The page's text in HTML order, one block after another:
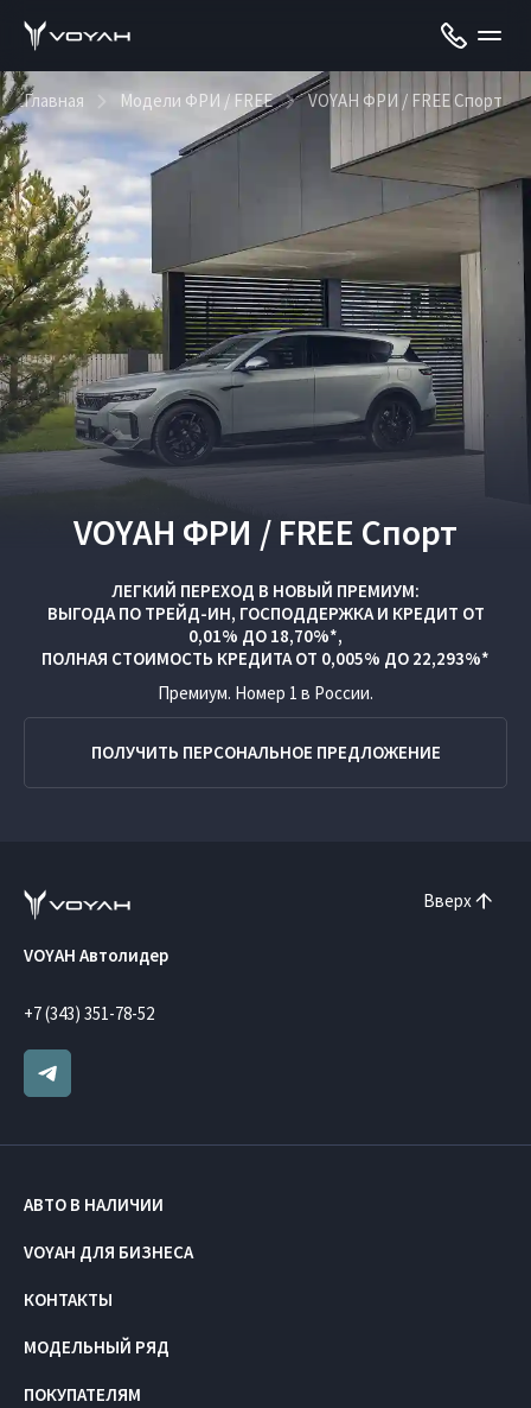
Главная Модели ФРИ / FREE VOYAH ФРИ / FREE Спорт
VOYAH ФРИ / FREE Спорт
ЛЕГКИЙ ПЕРЕХОД В НОВЫЙ ПРЕМИУМ:
ВЫГОДА ПО ТРЕЙД-ИН, ГОСПОДДЕРЖКАИ КРЕДИТ ОТ
0,01% ДО 18,70%*,
ПОЛНАЯ СТОИМОСТЬ КРЕДИТА ОТ 0,005% ДО 22,293%*
Премиум. Номер 1 в России.
ПОЛУЧИТЬ ПЕРСОНАЛЬНОЕ ПРЕДЛОЖЕНИЕ
Вверх
VOYAH Автолидер
+7 (343) 351-78-52
АВТО В НАЛИЧИИ
VOYAH ДЛЯ БИЗНЕСА
КОНТАКТЫ
МОДЕЛЬНЫЙ РЯД
ПОКУПАТЕЛЯМ